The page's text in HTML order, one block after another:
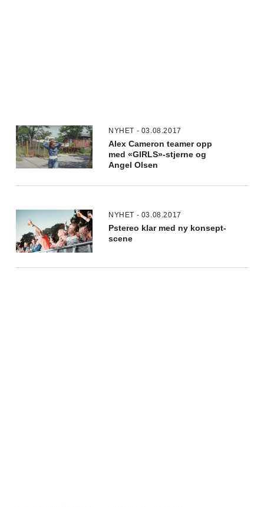
NYHET - 03.08.2017
Alex Cameron teamer opp
med «GIRLS»-stjerne og
Angel Olsen
NYHET - 03.08.2017
Pstereo klar med ny konsept-
scene